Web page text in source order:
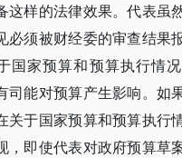
这样的法律效果。代表虽
必须被财经委的审查结果
国家预算和预算执行情
司能对预算产生影响。如
关于国家预算和预算执行
，即使代表对政府预算草